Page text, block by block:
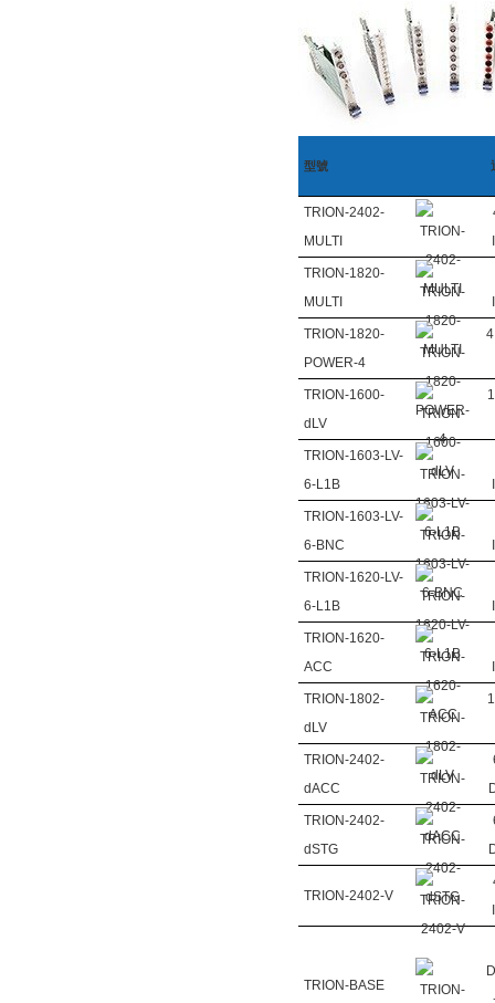
型號
TRION-2402-
MULTI
TRION-1820-
MULTI
TRION-1820-
POWER-4
TRION-1600-
dLV
TRION-1603-LV-
6-L1B
TRION-1603-LV-
6-BNC
TRION-1620-LV-
6-L1B
TRION-1620-
ACC
TRION-1802-
dLV
TRION-2402-
dACC
TRION-2402-
dSTG
TRION-2402-V
TRION-BASE